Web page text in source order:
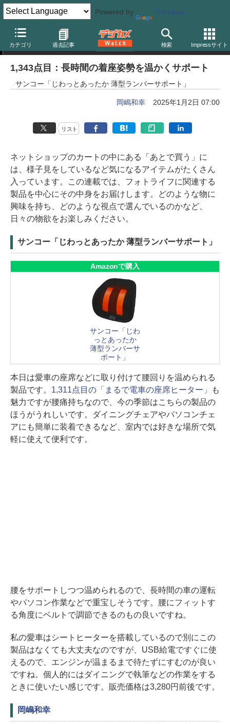
Powered by Translate
カテゴリ 過去記事 検索 Impressサイト
岡嶋和幸の「あとで買う」
1,343点目：長時間の着座姿勢を温かくサポート
サンコー「じわっとあったか 薄型ランバーサポート」
岡嶋和幸 2025年1月2日 07:00
リスト
ネットショップのカートの中にある「あとで買う」に
は、様子見をしているなど気になるアイテムがたくさん
入っています。この連載では、フォトライフに関連する
製品を中心にその中身をお届けします。どのような物に
興味を持ち、どのような視点で選んでいるのかなど、
日々の物欲をお楽しみください。
サンコー「じわっとあったか 薄型ランバーサポート」
Amazonで購入
サンコー「じわ
っとあったか
薄型ランバーサ
ポート」
本日は愛車の座席などに取り付けて腰回りを温められる
製品です。 1,311点目の「まるで電車の座席ヒーター」
も
魅力ですが腰痛持ちなので、今の季節はこちらの製品の
ほうがうれしいです。ダイニングチェアやパソコンチェ
アにも簡単に装着できるなど、室内では好きな場所で気
軽に使えて便利です。
腰をサポートしつつ温められるので、長時間の車の運転
やパソコン作業などで重宝しそうです。腰にフィットす
る角度にベルトで調節できるのもの良いですね。
私の愛車はシートヒーターを搭載しているので別にこの
製品はなくても大丈夫なのですが、USB給電ですぐに使
えるので、エンジンが温まるまで待たずにすむのが良い
ですね。個人的にはダイニングで執筆などの作業をする
ときに使いたい感じです。販売価格は3,280円前後です。
岡嶋和幸